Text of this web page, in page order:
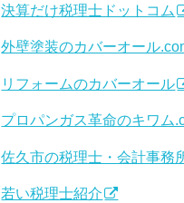
決算だけ税理士ドットコム
外壁塗装のカバーオール
リフォームのカバーオール
プロパンガス革命のキワム
佐久市の税理士・会計事務
若い税理士紹介